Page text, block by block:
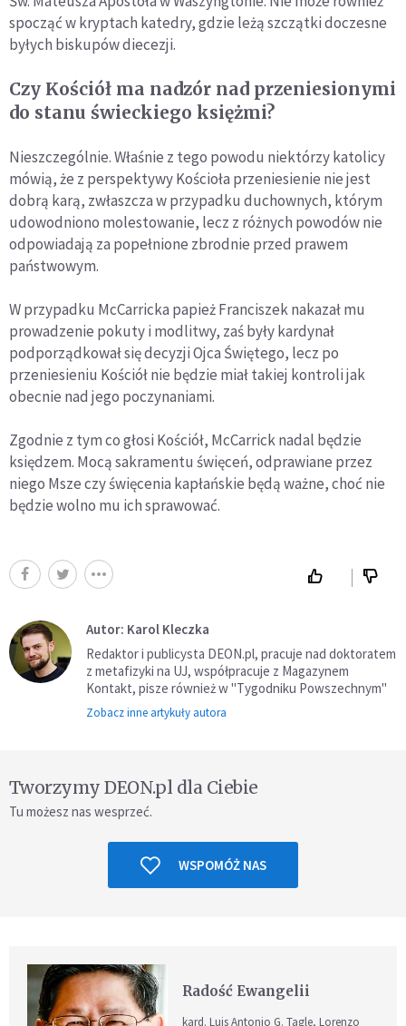
spocząć w kryptach katedry, gdzie leżą szczątki doczesne
byłych biskupów diecezji.
Czy Kościół ma nadzór nad przeniesionymi
do stanu świeckiego księżmi?
Nieszczególnie. Właśnie z tego powodu niektórzy katolicy
mówią, że z perspektywy Kościoła przeniesienie nie jest
dobrą karą, zwłaszcza w przypadku duchownych, którym
udowodniono molestowanie, lecz z różnych powodów nie
odpowiadają za popełnione zbrodnie przed prawem
państwowym.
W przypadku McCarricka papież Franciszek nakazał mu
prowadzenie pokuty i modlitwy, zaś były kardynał
podporządkował się decyzji Ojca Świętego, lecz po
przeniesieniu Kościół nie będzie miał takiej kontroli jak
obecnie nad jego poczynaniami.
Zgodnie z tym co głosi Kościół, McCarrick nadal będzie
księdzem. Mocą sakramentu święceń, odprawiane przez
niego Msze czy święcenia kapłańskie będą ważne, choć nie
będzie wolno mu ich sprawować.
Autor: Karol Kleczka
Redaktor i publicysta DEON.pl, pracuje nad doktoratem
z metafizyki na UJ, współpracuje z Magazynem
Kontakt, pisze również w "Tygodniku Powszechnym"
Zobacz inne artykuły autora
Tworzymy DEON.pl dla Ciebie
Tu możesz nas wesprzeć.
WSPOMÓŻ NAS
Radość Ewangelii
kard. Luis Antonio G. Tagle, Lorenzo